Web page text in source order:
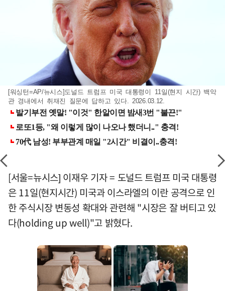
[워싱턴=AP/뉴시스]도널드 트럼프 미국 대통령이 11일(현지 시간) 백악
관 경내에서 취재진 질문에 답하고 있다. 2026.03.12.
[서울=뉴시스] 이재우 기자 = 도널드 트럼프 미국 대통령
은 11일(현지시간) 미국과 이스라엘의 이란 공격으로 인
한 주식시장 변동성 확대와 관련해 "시장은 잘 버티고 있
다(holding up well)"고 밝혔다.